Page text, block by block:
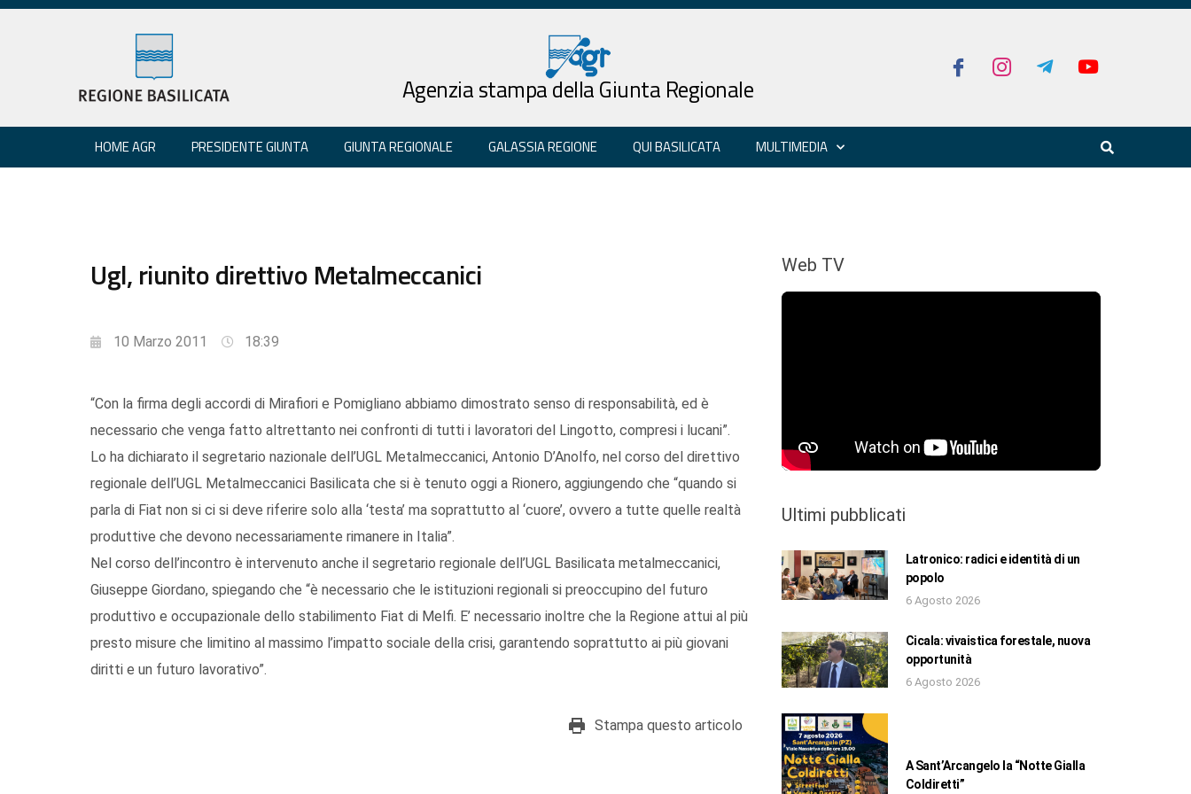
Agenzia stampa della Giunta Regionale
HOME AGR PRESIDENTE GIUNTA GIUNTA REGIONALE GALASSIA REGIONE QUI BASILICATA MULTIMEDIA
Ugl, riunito direttivo Metalmeccanici
10 Marzo 2011 18:39
“Con la firma degli accordi di Mirafiori e Pomigliano abbiamo dimostrato senso di responsabilità, ed è
necessario che venga fatto altrettanto nei confronti di tutti i lavoratori del Lingotto, compresi i lucani”.
Lo ha dichiarato il segretario nazionale dell’UGL Metalmeccanici, Antonio D’Anolfo, nel corso del direttivo
regionale dell’UGL Metalmeccanici Basilicata che si è tenuto oggi a Rionero, aggiungendo che “quando si
parla di Fiat non si ci si deve riferire solo alla ‘testa’ ma soprattutto al ‘cuore’, ovvero a tutte quelle realtà
produttive che devono necessariamente rimanere in Italia”.
Nel corso dell’incontro è intervenuto anche il segretario regionale dell’UGL Basilicata metalmeccanici,
Giuseppe Giordano, spiegando che “è necessario che le istituzioni regionali si preoccupino del futuro
produttivo e occupazionale dello stabilimento Fiat di Melfi. E’ necessario inoltre che la Regione attui al più
presto misure che limitino al massimo l’impatto sociale della crisi, garantendo soprattutto ai più giovani
diritti e un futuro lavorativo”.
Stampa questo articolo
Web TV
Ultimi pubblicati
Latronico: radici e identità di un
popolo
6 Agosto 2026
Cicala: vivaistica forestale, nuova
opportunità
6 Agosto 2026
A Sant’Arcangelo la “Notte Gialla
Coldiretti”